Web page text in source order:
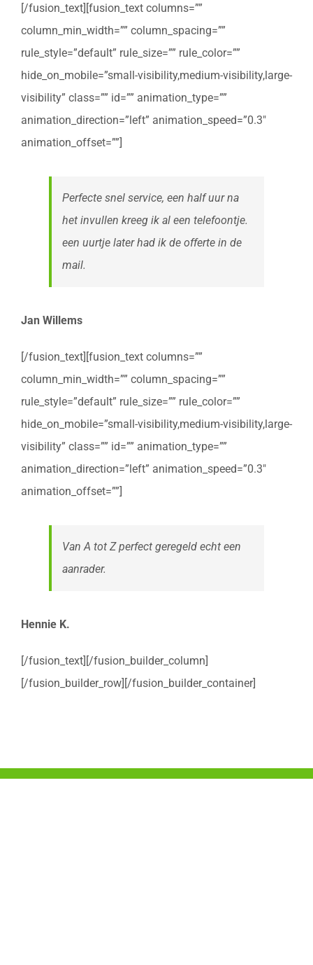
[/fusion_text][fusion_text columns=””
column_min_width=”” column_spacing=””
rule_style=”default” rule_size=”” rule_color=””
hide_on_mobile=”small-visibility,medium-visibility,large-
visibility” class=”” id=”” animation_type=””
animation_direction=”left” animation_speed=”0.3″
animation_offset=””]
Perfecte snel service, een half uur na
het invullen kreeg ik al een telefoontje.
een uurtje later had ik de offerte in de
mail.
Jan Willems
[/fusion_text][fusion_text columns=””
column_min_width=”” column_spacing=””
rule_style=”default” rule_size=”” rule_color=””
hide_on_mobile=”small-visibility,medium-visibility,large-
visibility” class=”” id=”” animation_type=””
animation_direction=”left” animation_speed=”0.3″
animation_offset=””]
Van A tot Z perfect geregeld echt een
aanrader.
Hennie K.
[/fusion_text][/fusion_builder_column]
[/fusion_builder_row][/fusion_builder_container]